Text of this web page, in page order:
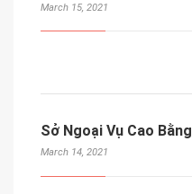
March 15, 2021
Sở Ngoại Vụ Cao Bằng
March 14, 2021